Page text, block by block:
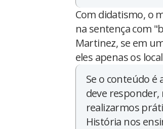
Com didatismo, o
na sentença com
Martinez, se em
eles apenas os
Se o conteúdo
deve
realizarmos
História nos